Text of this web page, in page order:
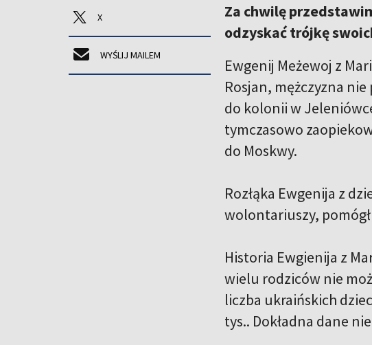
X
WYŚLIJ MAILEM
Za chwilę
odzyskać trójkę
Ewgenij Meżewoj z
Rosjan, mężczyzna
do kolonii w
tymczasowo
do Moskwy.
Rozłąka Ewgenija z
wolontariuszy,
Historia Ewgienija z
wielu rodziców nie
liczba ukraińskich
tys.. Dokładna dane